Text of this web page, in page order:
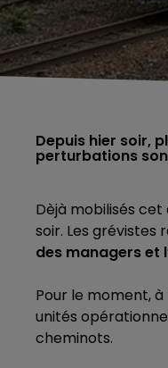
Depuis hier soir,
perturbations
Dèjà mobilisés
soir. Les
des managers et
Pour le moment,
unités
cheminots.